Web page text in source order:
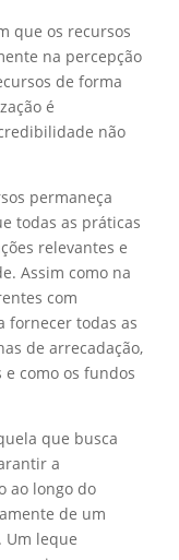
que os recursos
na percepção
de forma
é
não
permaneça
todas as práticas
relevantes e
Assim como na
com
fornecer todas as
de arrecadação,
como os fundos
que busca
a
ao longo do
de um
Um leque